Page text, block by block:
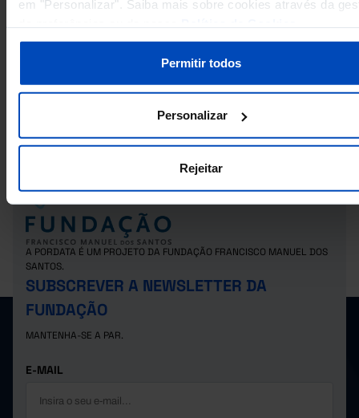
em "Personalizar". Saiba mais sobre cookies através da
Permitir todos
Personalizar
Rejeitar
Sociedades: total e por setor de atividade económica em Portugal
Salário médio mensal dos trabalhadores por conta de outrem das
A PORDATA É UM PROJETO DA FUNDAÇÃO FRANCISCO MANUEL DOS
SANTOS.
SUBSCREVER A NEWSLETTER DA
FUNDAÇÃO
MANTENHA-SE A PAR.
E-MAIL